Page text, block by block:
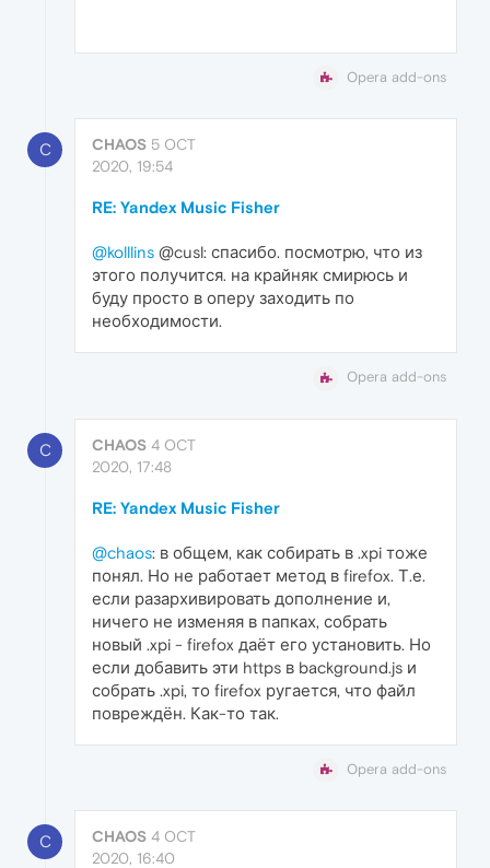
Opera add-ons
C CHAOS 5 OCT
2020, 19:54
RE: Yandex Music Fisher
@kolllins @cusl: спасибо. посмотрю, что из
этого получится. на крайняк смирюсь и
буду просто в оперу заходить по
необходимости.
Opera add-ons
C CHAOS 4 OCT
2020, 17:48
RE: Yandex Music Fisher
@chaos: в общем, как собирать в .xpi тоже
понял. Но не работает метод в firefox. Т.е.
если разархивировать дополнение и,
ничего не изменяя в папках, собрать
новый .xpi - firefox даёт его установить. Но
если добавить эти https в background.js и
собрать .xpi, то firefox ругается, что файл
повреждён. Как-то так.
Opera add-ons
C CHAOS 4 OCT
2020, 16:40